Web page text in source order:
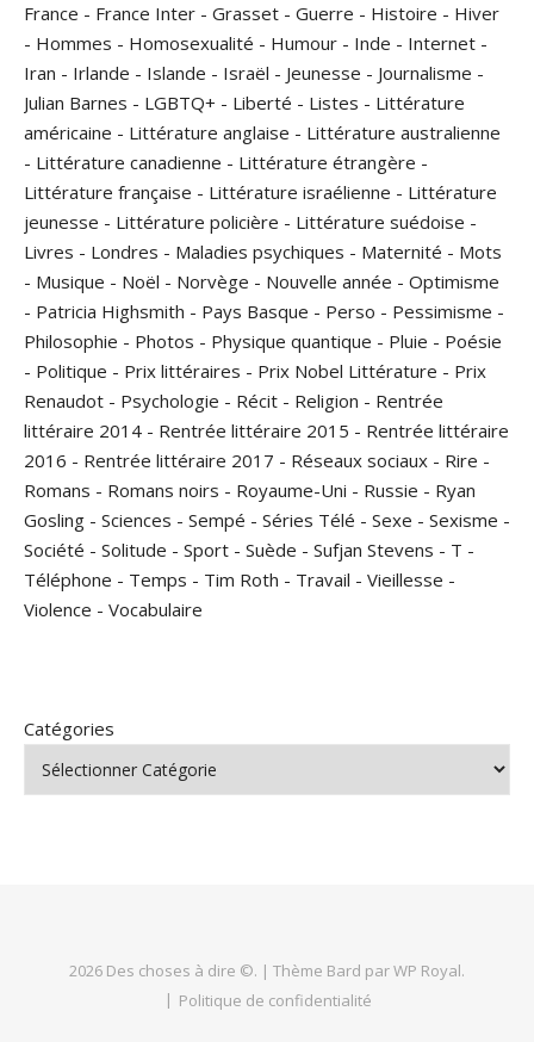
France - France Inter - Grasset - Guerre - Histoire - Hiver
- Hommes - Homosexualité - Humour - Inde - Internet -
Iran - Irlande - Islande - Israël - Jeunesse - Journalisme -
Julian Barnes - LGBTQ+ - Liberté - Listes - Littérature
américaine - Littérature anglaise - Littérature australienne
- Littérature canadienne - Littérature étrangère -
Littérature française - Littérature israélienne - Littérature
jeunesse - Littérature policière - Littérature suédoise -
Livres - Londres - Maladies psychiques - Maternité - Mots
- Musique - Noël - Norvège - Nouvelle année - Optimisme
- Patricia Highsmith - Pays Basque - Perso - Pessimisme -
Philosophie - Photos - Physique quantique - Pluie - Poésie
- Politique - Prix littéraires - Prix Nobel Littérature - Prix
Renaudot - Psychologie - Récit - Religion - Rentrée
littéraire 2014 - Rentrée littéraire 2015 - Rentrée littéraire
2016 - Rentrée littéraire 2017 - Réseaux sociaux - Rire -
Romans - Romans noirs - Royaume-Uni - Russie - Ryan
Gosling - Sciences - Sempé - Séries Télé - Sexe - Sexisme -
Société - Solitude - Sport - Suède - Sufjan Stevens - T -
Téléphone - Temps - Tim Roth - Travail - Vieillesse -
Violence - Vocabulaire
Catégories
2026 Des choses à dire ©. | Thème Bard parWP Royal.
Politique de confidentialité